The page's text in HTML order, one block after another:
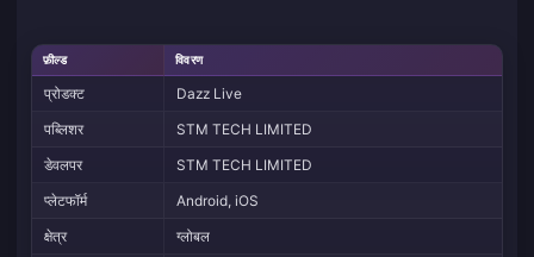
फ़ील्ड विवरण
प्रोडक्ट
Dazz Live
पब्लिशर
STM TECH LIMITED
डेवलपर
STM TECH LIMITED
प्लेटफॉर्म
Android, iOS
क्षेत्र
ग्लोबल